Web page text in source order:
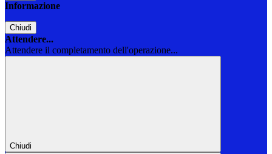
Informazione
Chiudi
Attendere...
Attendere il completamento dell'operazione...
Chiudi